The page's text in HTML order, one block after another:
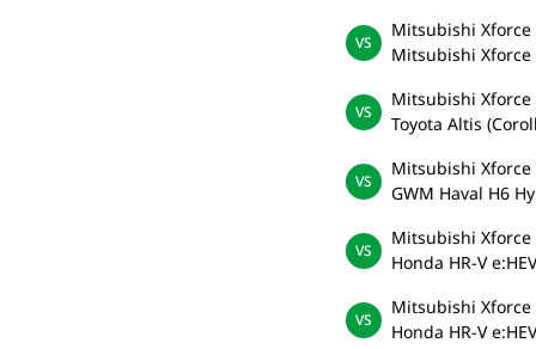
Mitsubishi Xforce
Mitsubishi Xforce
Mitsubishi Xforce
Toyota Altis
Mitsubishi Xforce
GWM Haval H6
Mitsubishi Xforce
Honda HR-V
Mitsubishi Xforce
Honda HR-V